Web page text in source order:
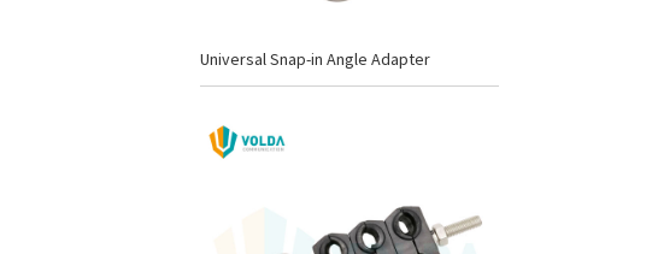
Universal Snap-in Angle Adapter